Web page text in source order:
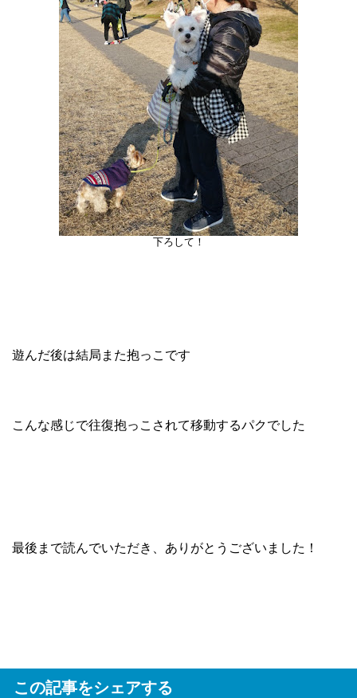
下ろして！
遊んだ後は結局また抱っこです
こんな感じで往復抱っこされて移動するパクでした
最後まで読んでいただき、ありがとうございました！
この記事をシェアする